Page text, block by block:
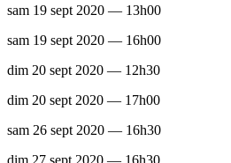
sam 19 sept 2020 — 13h00
sam 19 sept 2020 — 16h00
dim 20 sept 2020 — 12h30
dim 20 sept 2020 — 17h00
sam 26 sept 2020 — 16h30
dim 27 sept 2020 — 16h30